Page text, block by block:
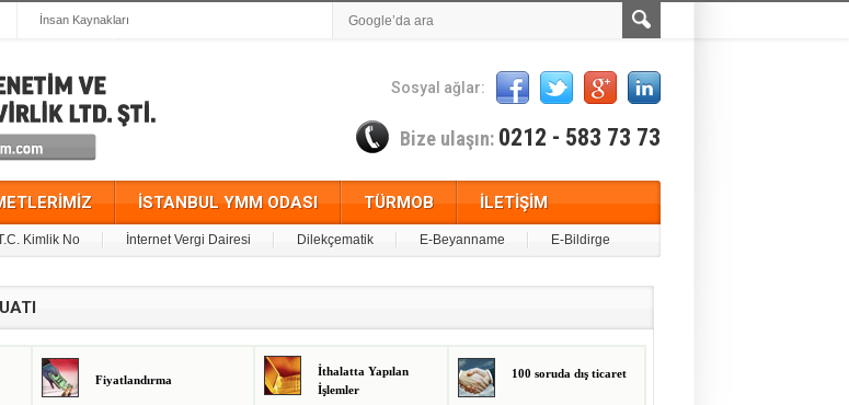
İnsan Kaynakları
Sosyal ağlar:
Bize ulaşın: 0212 - 583 73 73
İSTANBUL YMM ODASI TÜRMOB İLETİŞİM
Kimlik No İnternet Vergi Dairesi Dilekçematik E-Beyanname E-Bildirge
Fiyatlandırma
İthalatta Yapılan
İşlemler
100 soruda dış ticaret